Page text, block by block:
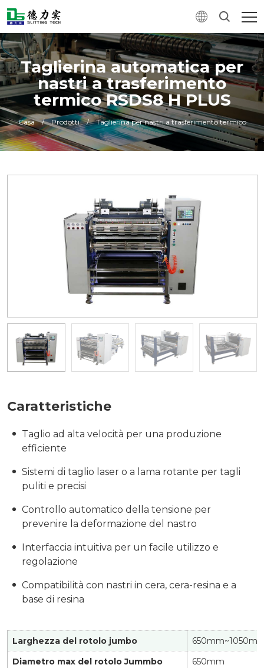
Taglierina automatica per
nastri a trasferimento
termico RSDS8 H PLUS
Casa / Prodotti / Taglierina per nastri a trasferimento termico0
Caratteristiche
Taglio ad alta velocità per una produzione
efficiente
Sistemi di taglio laser o a lama rotante per tagli
puliti e precisi
Controllo automatico della tensione per
prevenire la deformazione del nastro
Interfaccia intuitiva per un facile utilizzo e
regolazione
Compatibilità con nastri in cera, cera-resina e a
base di resina
Larghezza del rotolo jumbo
Diametro max del rotolo Jummbo
650mm